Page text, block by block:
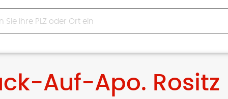
Auf-Apo. Rositz